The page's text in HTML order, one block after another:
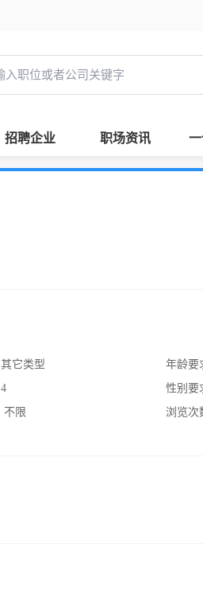
招聘企业 职场资讯
其它类型
4
不限
年龄要
性别要
浏览次